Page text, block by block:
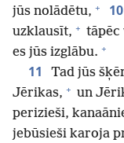
jūs nolādētu, + 10
uzklausīt, + tāpēc
es jūs izglābu. +
11 Tad jūs
Jērikas, + un
perizieši,
jebūsieši karoja